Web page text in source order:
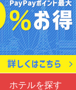
ホテルを探す